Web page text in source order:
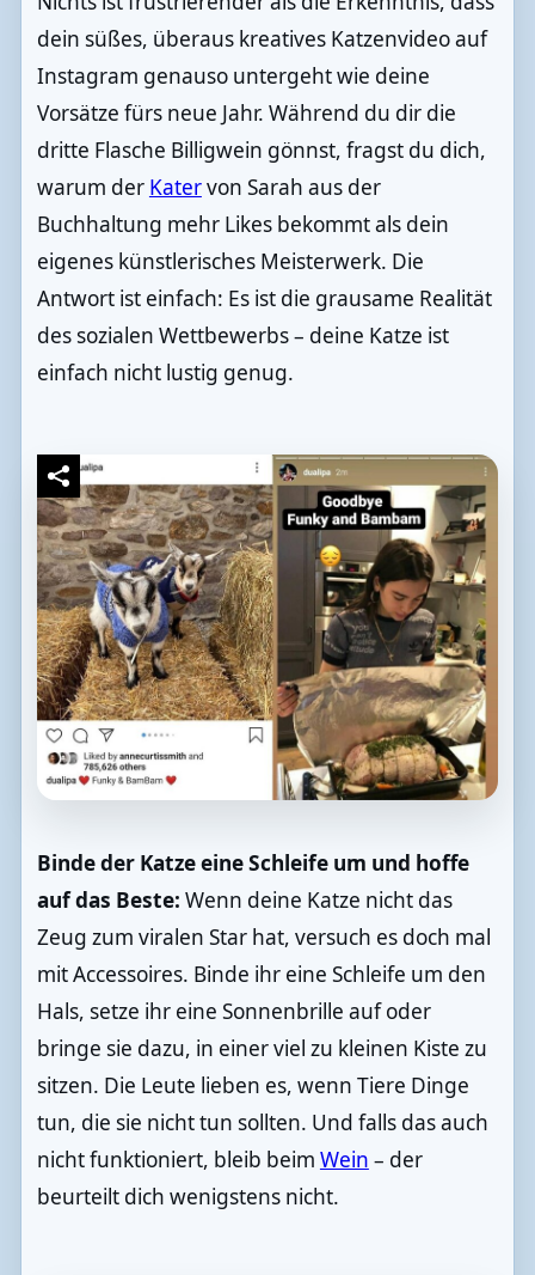
dein süßes, überaus kreatives Katzenvideo auf
Instagram genauso untergeht wie deine
Vorsätze fürs neue Jahr. Während du dir die
dritte Flasche Billigwein gönnst, fragst du dich,
warum der Katervon Sarah aus der
Buchhaltung mehr Likes bekommt als dein
eigenes künstlerisches Meisterwerk. Die
Antwort ist einfach: Es ist die grausame Realität
des sozialen Wettbewerbs – deine Katze ist
einfach nicht lustig genug.
Binde der Katze eine Schleife um und hoffe
auf das Beste: Wenn deine Katze nicht das
Zeug zum viralen Star hat, versuch es doch mal
mit Accessoires. Binde ihr eine Schleife um den
Hals, setze ihr eine Sonnenbrille auf oder
bringe sie dazu, in einer viel zu kleinen Kiste zu
sitzen. Die Leute lieben es, wenn Tiere Dinge
tun, die sie nicht tun sollten. Und falls das auch
nicht funktioniert, bleib beim Wein – der
beurteilt dich wenigstens nicht.